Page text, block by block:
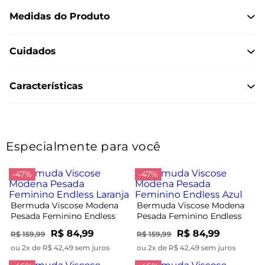
Medidas do Produto
Cuidados
Características
Especialmente para você
-47%
Bermuda Viscose Modena
Pesada Feminino Endless
R$ 159,99 R$ 84,99
ou 2x de R$ 42,49 sem juros
-47%
Bermuda Viscose Modena
Pesada Feminino Endless
R$ 159,99 R$ 84,99
ou 2x de R$ 42,49 sem juros